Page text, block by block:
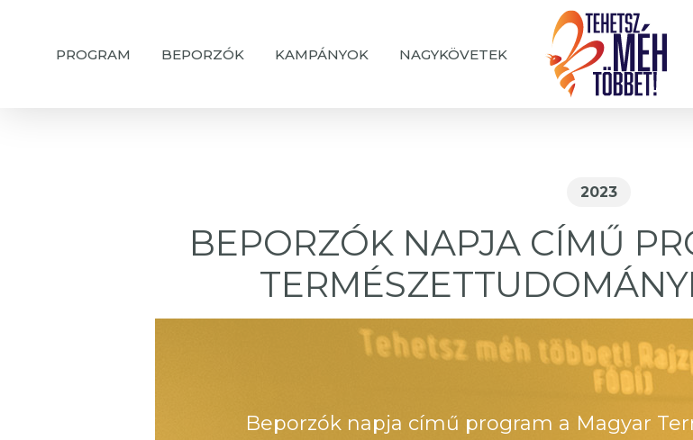
PROGRAM BEPORZÓK KAMPÁNYOK NAGYKÖVETEK
2023
BEPORZÓK NAPJA CÍMŰ
Beporzók napja című program a Magyar